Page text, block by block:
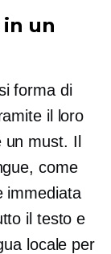
un
forma di
il loro
must. Il
come
immediata
il testo e
locale per